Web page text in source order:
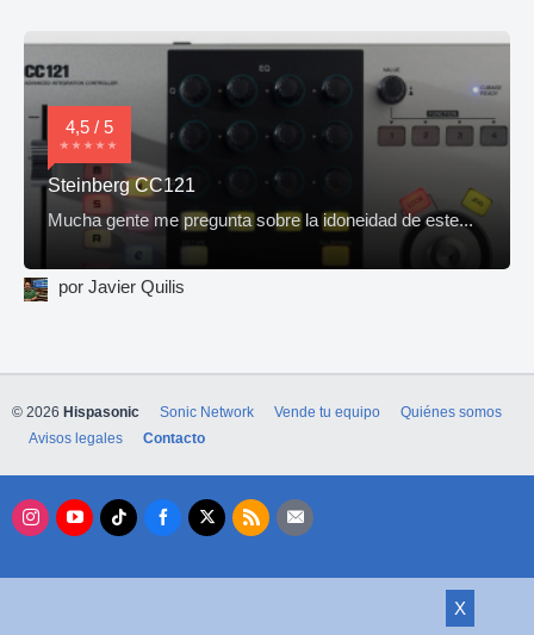
4,5 / 5
Steinberg CC121
Mucha gente me pregunta sobre la idoneidad de este...
por Javier Quilis
X
© 2026 Hispasonic Sonic Network Vende tu equipo
Quiénes somos
Avisos legales
Contacto